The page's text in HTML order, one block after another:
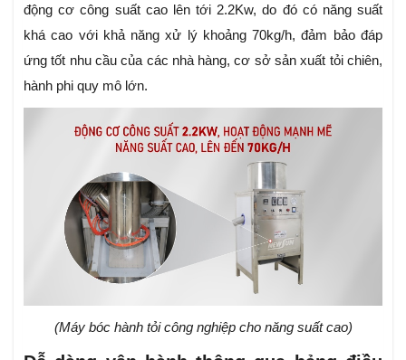
động cơ công suất cao lên tới 2.2Kw, do đó có năng suất
khá cao với khả năng xử lý khoảng 70kg/h, đảm bảo đáp
ứng tốt nhu cầu của các nhà hàng, cơ sở sản xuất tỏi chiên,
hành phi quy mô lớn.
(Máy bóc hành tỏi công nghiệp cho năng suất cao)